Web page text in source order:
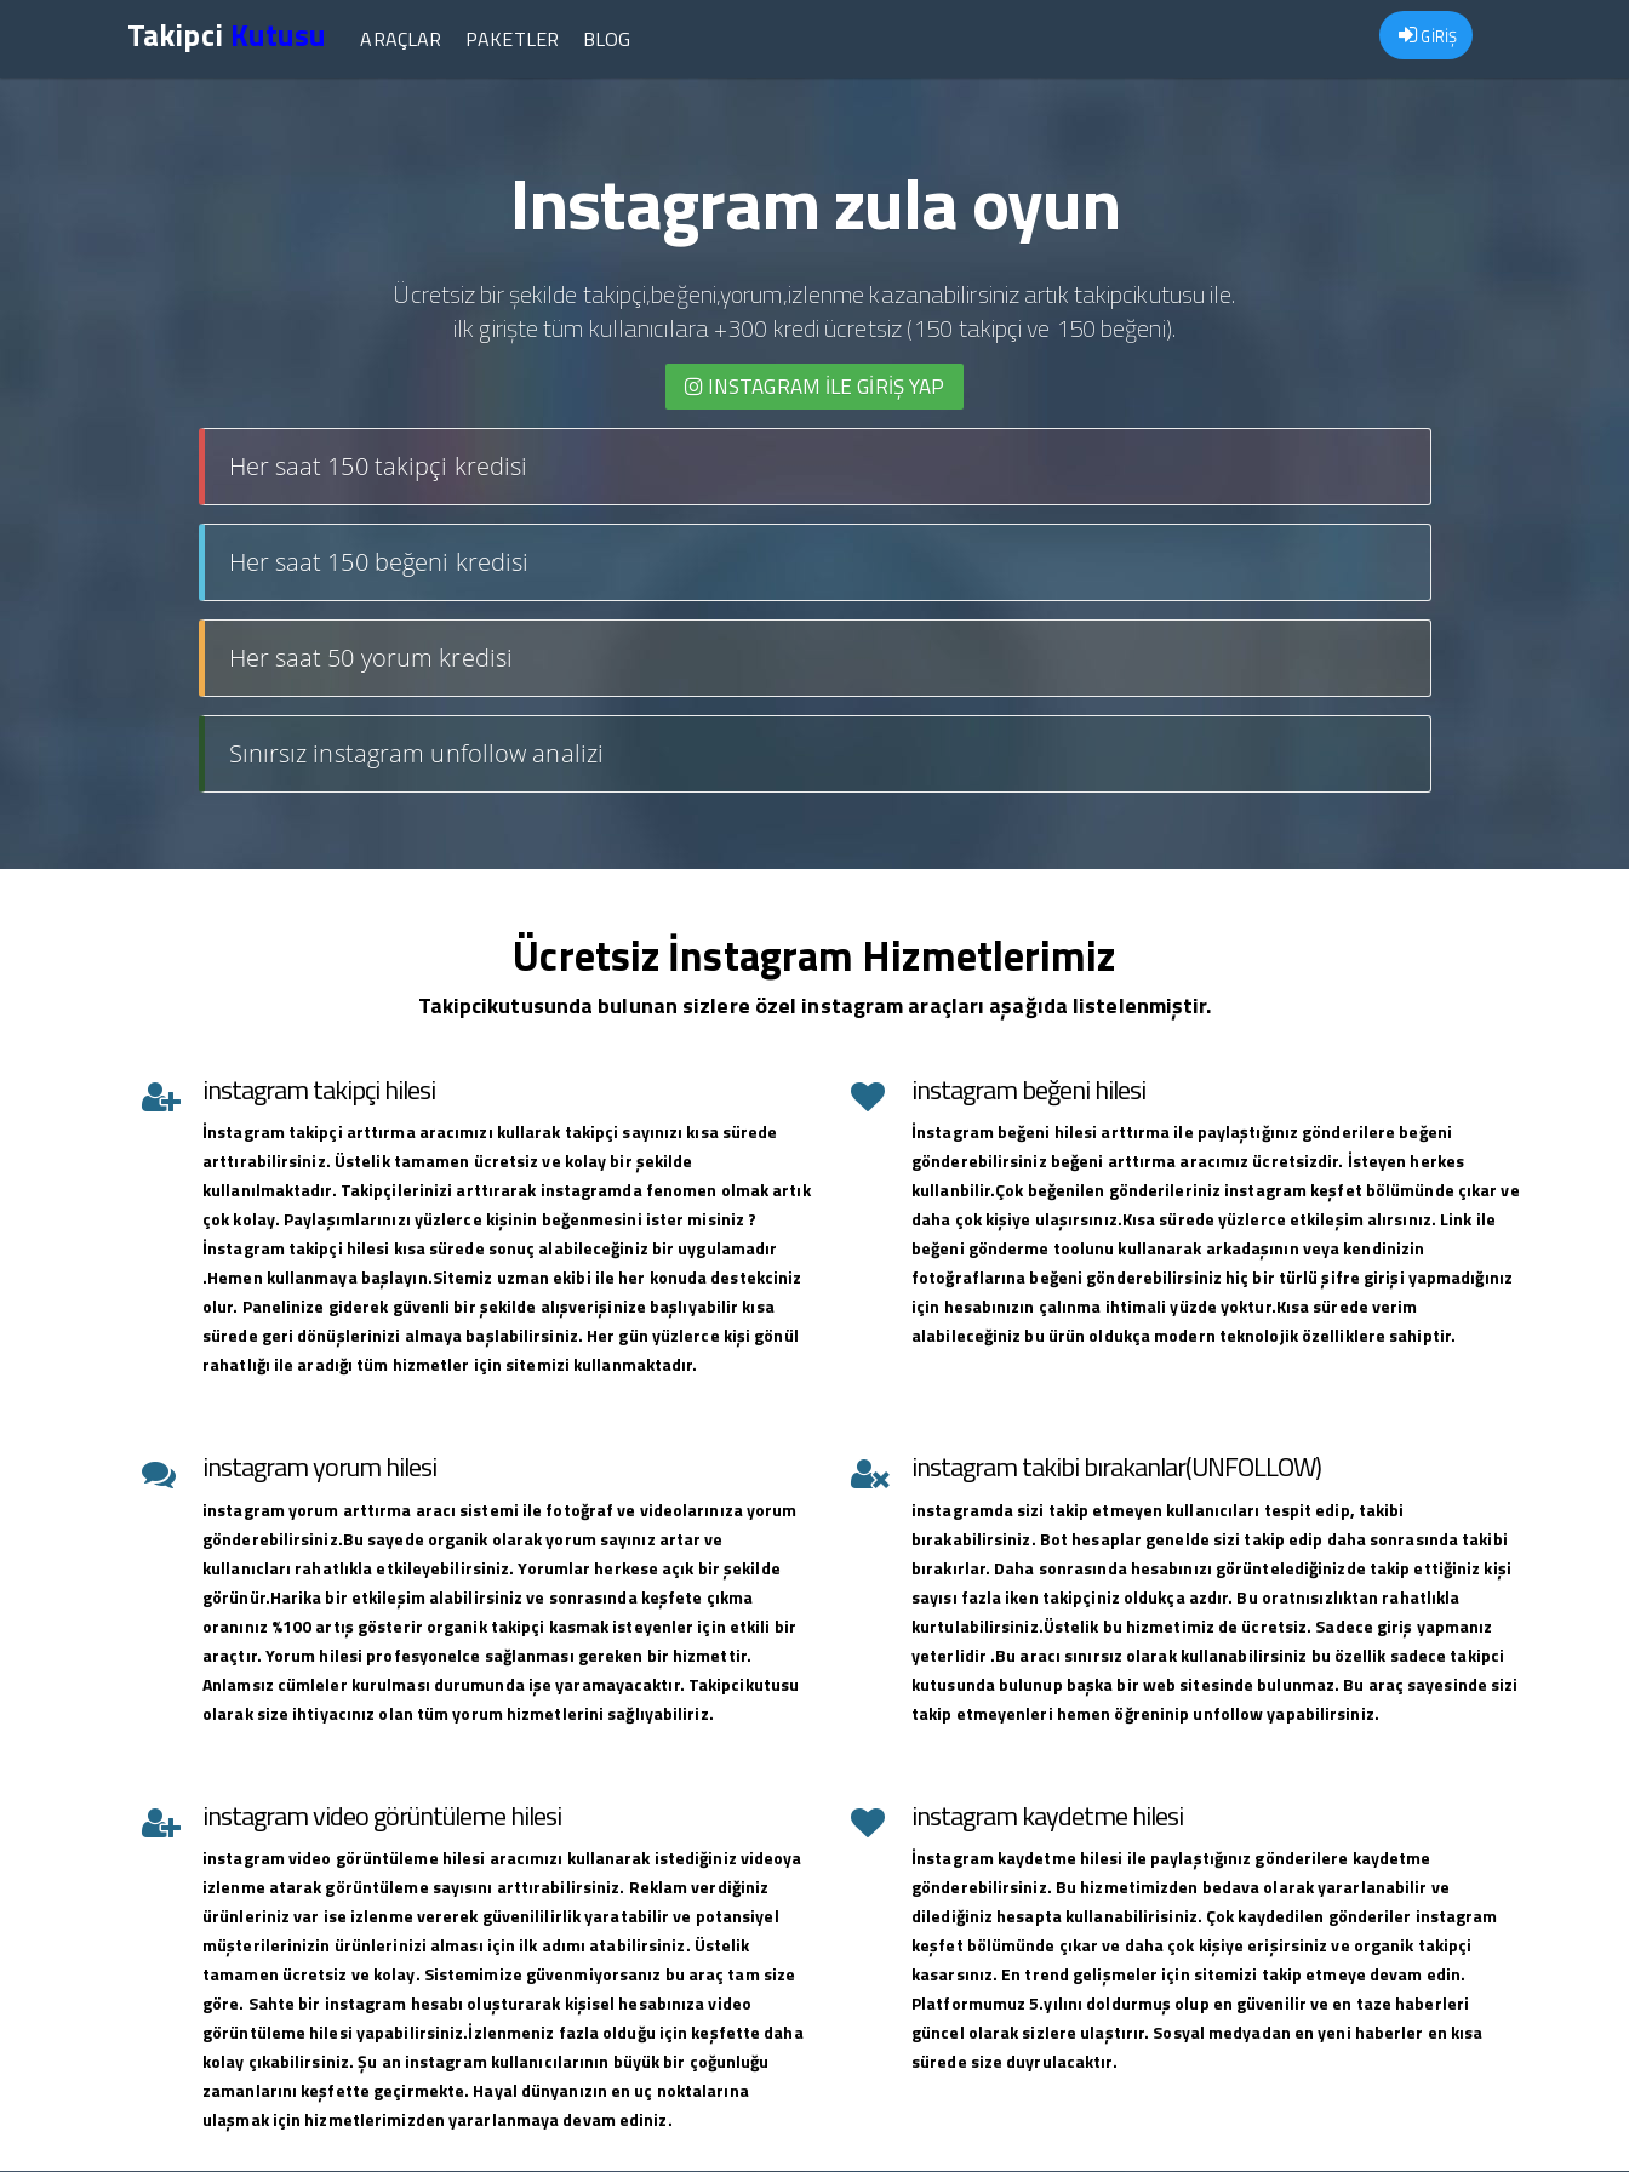
Takipci Kutusu GİRİŞ
ARAÇLAR PAKETLER BLOG
Instagram zula oyun
Ücretsiz bir şekilde takipçi,beğeni,yorum,izlenme kazanabilirsiniz artık takipcikutusu ile.
ilk girişte tüm kullanıcılara +300 kredi ücretsiz (150 takipçi ve 150 beğeni).
INSTAGRAM İLE GIRIŞ YAP
Her saat 150 takipçi kredisi
Her saat 150 beğeni kredisi
Her saat 50 yorum kredisi
Sınırsız instagram unfollow analizi
Ücretsiz İnstagram Hizmetlerimiz
Takipcikutusunda bulunan sizlere özel instagram araçları aşağıda listelenmiştir.
instagram takipçi hilesi
İnstagram takipçi arttırma aracımızı kullarak takipçi sayınızı kısa sürede
arttırabilirsiniz. Üstelik tamamen ücretsiz ve kolay bir şekilde
kullanılmaktadır. Takipçilerinizi arttırarak instagramda fenomen olmak artık
çok kolay. Paylaşımlarınızı yüzlerce kişinin beğenmesini ister misiniz ?
İnstagram takipçi hilesi kısa sürede sonuç alabileceğiniz bir uygulamadır
.Hemen kullanmaya başlayın.Sitemiz uzman ekibi ile her konuda destekciniz
olur. Panelinize giderek güvenli bir şekilde alışverişinize başlıyabilir kısa
sürede geri dönüşlerinizi almaya başlabilirsiniz. Her gün yüzlerce kişi gönül
rahatlığı ile aradığı tüm hizmetler için sitemizi kullanmaktadır.
instagram beğeni hilesi
İnstagram beğeni hilesi arttırma ile paylaştığınız gönderilere beğeni
gönderebilirsiniz beğeni arttırma aracımız ücretsizdir. İsteyen herkes
kullanbilir.Çok beğenilen gönderileriniz instagram keşfet bölümünde çıkar ve
daha çok kişiye ulaşırsınız.Kısa sürede yüzlerce etkileşim alırsınız. Link ile
beğeni gönderme toolunu kullanarak arkadaşının veya kendinizin
fotoğraflarına beğeni gönderebilirsiniz hiç bir türlü şifre girişi yapmadığınız
için hesabınızın çalınma ihtimali yüzde yoktur.Kısa sürede verim
alabileceğiniz bu ürün oldukça modern teknolojik özelliklere sahiptir.
instagram yorum hilesi
instagram yorum arttırma aracı sistemi ile fotoğraf ve videolarınıza yorum
gönderebilirsiniz.Bu sayede organik olarak yorum sayınız artar ve
kullanıcları rahatlıkla etkileyebilirsiniz. Yorumlar herkese açık bir şekilde
görünür.Harika bir etkileşim alabilirsiniz ve sonrasında keşfete çıkma
oranınız %100 artış gösterir organik takipçi kasmak isteyenler için etkili bir
araçtır. Yorum hilesi profesyonelce sağlanması gereken bir hizmettir.
Anlamsız cümleler kurulması durumunda işe yaramayacaktır. Takipcikutusu
olarak size ihtiyacınız olan tüm yorum hizmetlerini sağlıyabiliriz.
instagram takibi bırakanlar(UNFOLLOW)
instagramda sizi takip etmeyen kullanıcıları tespit edip, takibi
bırakabilirsiniz. Bot hesaplar genelde sizi takip edip daha sonrasında takibi
bırakırlar. Daha sonrasında hesabınızı görüntelediğinizde takip ettiğiniz kişi
sayısı fazla iken takipçiniz oldukça azdır. Bu oratnısızlıktan rahatlıkla
kurtulabilirsiniz.Üstelik bu hizmetimiz de ücretsiz. Sadece giriş yapmanız
yeterlidir .Bu aracı sınırsız olarak kullanabilirsiniz bu özellik sadece takipci
kutusunda bulunup başka bir web sitesinde bulunmaz. Bu araç sayesinde sizi
takip etmeyenleri hemen öğreninip unfollow yapabilirsiniz.
instagram video görüntüleme hilesi
instagramvideo görüntüleme hilesi aracımızı kullanarak istediğiniz videoya
izlenme atarak görüntüleme sayısını arttırabilirsiniz. Reklam verdiğiniz
ürünleriniz var ise izlenme vererek güvenililirlik yaratabilir ve potansiyel
müşterilerinizin ürünlerinizi alması için ilk adımı atabilirsiniz. Üstelik
tamamen ücretsiz ve kolay. Sistemimize güvenmiyorsanız bu araç tam size
göre. Sahte bir instagram hesabı oluşturarak kişisel hesabınıza video
görüntüleme hilesi yapabilirsiniz.İzlenmeniz fazla olduğu için keşfette daha
kolay çıkabilirsiniz. Şu an instagram kullanıcılarının büyük bir çoğunluğu
zamanlarını keşfette geçirmekte. Hayal dünyanızın en uç noktalarına
ulaşmak için hizmetlerimizden yararlanmaya devam ediniz.
instagram kaydetme hilesi
İnstagram kaydetme hilesi ile paylaştığınız gönderilere kaydetme
gönderebilirsiniz. Bu hizmetimizden bedava olarak yararlanabilir ve
dilediğiniz hesapta kullanabilirisiniz. Çok kaydedilen gönderiler instagram
keşfet bölümünde çıkar ve daha çok kişiye erişirsiniz ve organik takipçi
kasarsınız. En trend gelişmeler için sitemizi takip etmeye devam edin.
Platformumuz 5.yılını doldurmuş olup en güvenilir ve en taze haberleri
güncel olarak sizlere ulaştırır. Sosyal medyadan en yeni haberler en kısa
sürede size duyrulacaktır.